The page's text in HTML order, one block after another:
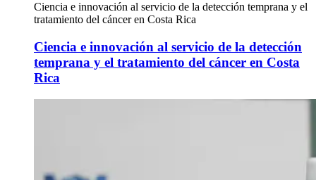
Ciencia e innovación al servicio de la detección temprana y el
tratamiento del cáncer en Costa Rica
Ciencia e innovación al servicio de la detección
temprana y el tratamiento del cáncer en Costa
Rica